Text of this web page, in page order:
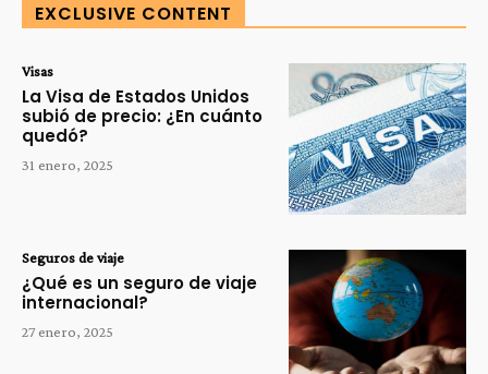
EXCLUSIVE CONTENT
Visas
La Visa de Estados Unidos
subió de precio: ¿En cuánto
quedó?
31 enero, 2025
Seguros de viaje
¿Qué es un seguro de viaje
internacional?
27 enero, 2025